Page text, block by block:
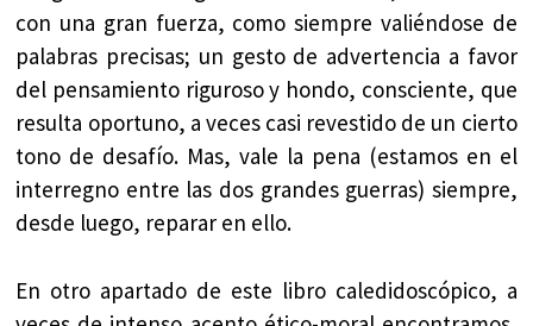
con una gran fuerza, como siempre valiéndose de
palabras precisas; un gesto de advertencia a favor
del pensamiento riguroso y hondo, consciente, que
resulta oportuno, a veces casi revestido de un cierto
tono de desafío. Mas, vale la pena (estamos en el
interregno entre las dos grandes guerras) siempre,
desde luego, reparar en ello.
En otro apartado de este libro caledidoscópico, a